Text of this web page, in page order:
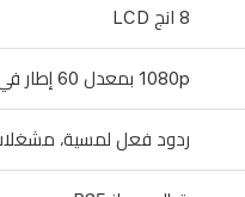
8 انج LCD
1080p بمعدل 60 إطار في الثانية
ردود فعل لمسية،